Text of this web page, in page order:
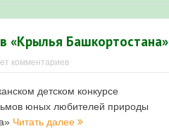
«Крылья Башкортостана»
комментариев
детском конкурсе
юных любителей природы
Читать далее